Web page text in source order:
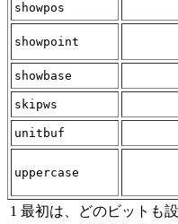
showpos
showpoint
showbase
skipws
unitbuf
uppercase
1 最初は、どのビットも